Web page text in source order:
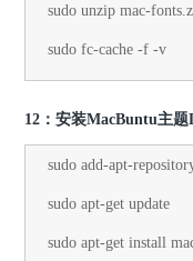
sudo unzip mac-
sudo fc-cache -f -v
12：安装MacBuntu主
sudo add-apt-
sudo apt-get update
sudo apt-get install